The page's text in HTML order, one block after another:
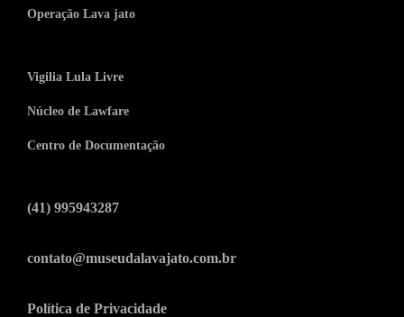
Operação Lava jato
Vigilia Lula Livre
Núcleo de Lawfare
Centro de Documentação
(41) 995943287
contato@museudalavajato.com.br
Política de Privacidade